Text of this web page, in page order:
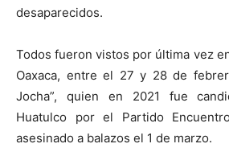
desaparecidos.
Todos fueron vistos por última vez
Oaxaca, entre el 27 y 28 de
Jocha”, quien en 2021 fue
Huatulco por el Partido
asesinado a balazos el 1 de marzo.